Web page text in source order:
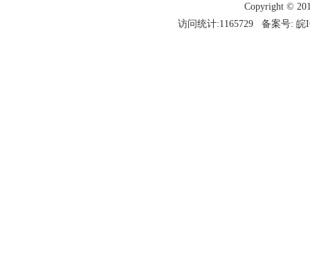
Copyright ©
访问统计:1165729 备案号: 皖